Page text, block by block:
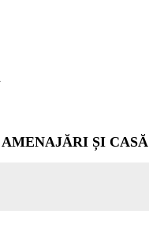
AMENAJĂRI ȘI CASĂ